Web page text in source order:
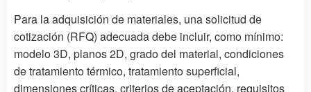
Para la adquisición de materiales, una solicitud de
cotización (RFQ) adecuada debe incluir, como mínimo:
modelo 3D, planos 2D, grado del material, condiciones
de tratamiento térmico, tratamiento superficial,
dimensiones críticas, criterios de aceptación, requisitos